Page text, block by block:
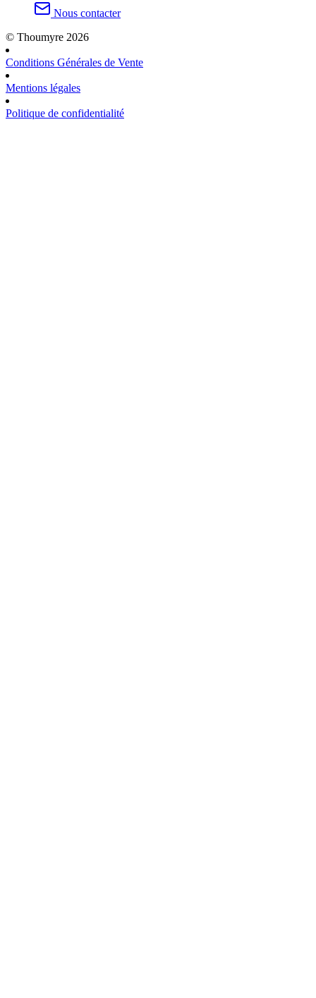
Nous contacter
© Thoumyre 2026
Conditions Générales de Vente
Mentions légales
Politique de confidentialité